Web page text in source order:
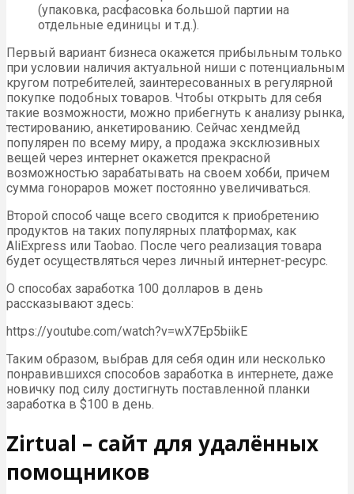
(упаковка, расфасовка большой партии на
отдельные единицы и т.д.).
Первый вариант бизнеса окажется прибыльным только
при условии наличия актуальной ниши с потенциальным
кругом потребителей, заинтересованных в регулярной
покупке подобных товаров. Чтобы открыть для себя
такие возможности, можно прибегнуть к анализу рынка,
тестированию, анкетированию. Сейчас хендмейд
популярен по всему миру, а продажа эксклюзивных
вещей через интернет окажется прекрасной
возможностью зарабатывать на своем хобби, причем
сумма гонораров может постоянно увеличиваться.
Второй способ чаще всего сводится к приобретению
продуктов на таких популярных платформах, как
AliExpress или Taobao. После чего реализация товара
будет осуществляться через личный интернет-ресурс.
О способах заработка 100 долларов в день
рассказывают здесь:
https://youtube.com/watch?v=wX7Ep5biikE
Таким образом, выбрав для себя один или несколько
понравившихся способов заработка в интернете, даже
новичку под силу достигнуть поставленной планки
заработка в $100 в день.
Zirtual – сайт для удалённых
помощников